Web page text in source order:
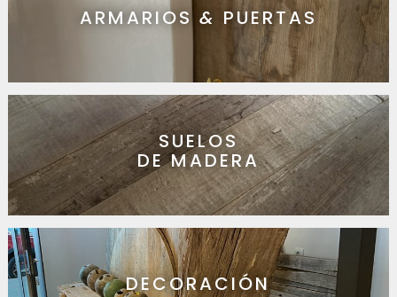
ARMARIOS & PUERTAS
SUELOS
DE MADERA
DECORACIÓN